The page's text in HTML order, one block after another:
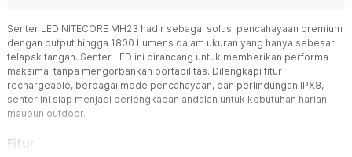
Senter LED NITECORE MH23 hadir sebagai solusi pencahayaan premium
dengan output hingga 1800 Lumens dalam ukuran yang hanya sebesar
telapak tangan. Senter LED ini dirancang untuk memberikan performa
maksimal tanpa mengorbankan portabilitas. Dilengkapi fitur
rechargeable, berbagai mode pencahayaan, dan perlindungan IPX8,
senter ini siap menjadi perlengkapan andalan untuk kebutuhan harian
maupun outdoor.
Fitur